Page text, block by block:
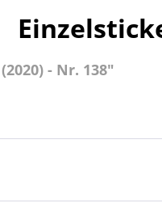
- Nr. 138"